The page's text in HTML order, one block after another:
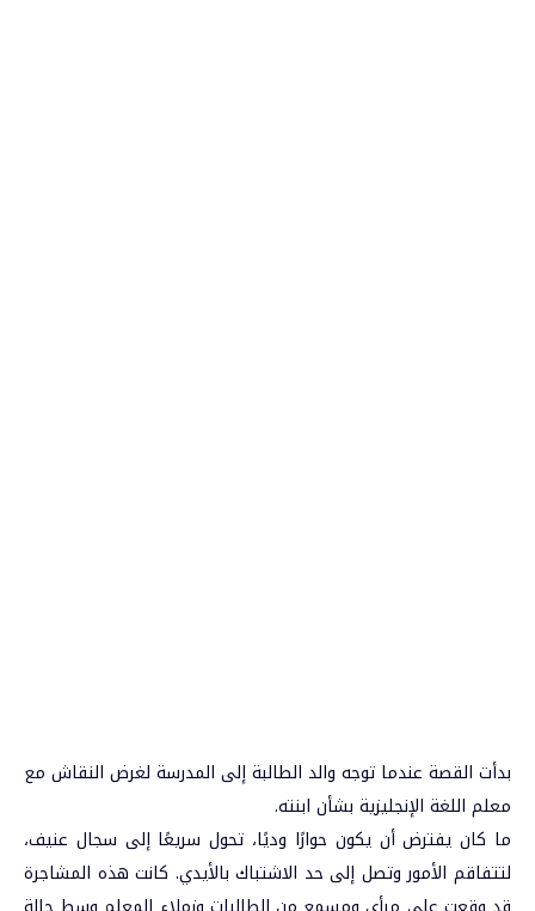
بدأت القصة عندما توجه والد الطالبة إلى المدرسة لغرض النقاش مع
معلم اللغة الإنجليزية بشأن ابنته.
ما كان يفترض أن يكون حوارًا وديًا، تحول سريعًا إلى سجال عنيف،
لتتفاقم الأمور وتصل إلى حد الاشتباك بالأيدي. كانت هذه المشاجرة